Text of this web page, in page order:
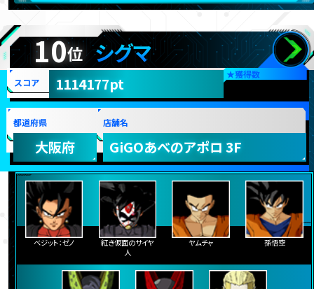
10位 シグマ
★獲得数
スコア 1114177pt
都道府県
大阪府
店舗名
GiGOあべのアポロ 3F
ベジット：ゼノ
紅き仮面のサイヤ
人
ヤムチャ 孫悟空